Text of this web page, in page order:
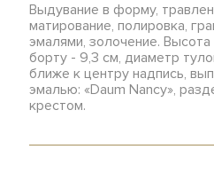
Выдувание в форму,
матирование, полировка,
эмалями, золочение.
борту - 9,3 см, диаметр
ближе к центру надпись,
эмалью: «Daum Nancy»,
крестом.